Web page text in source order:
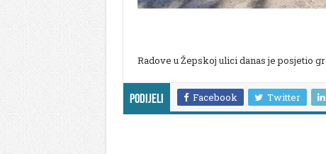
Radove u Žepskoj ulici danas je posjetio
Podijeli Facebook Twitter